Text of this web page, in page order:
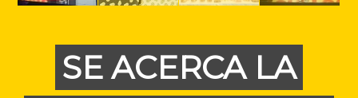
SE ACERCA LA